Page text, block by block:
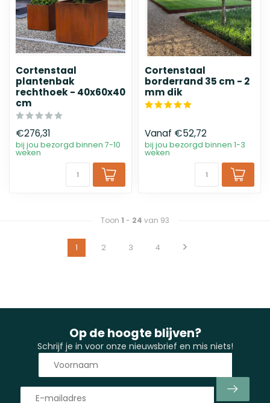
Cortenstaal
plantenbak
rechthoek - 40x60x40
cm
€276,31
bij jou bezorgd binnen 7-10
weken
Cortenstaal
borderrand 35 cm - 2
mm dik
Vanaf €52,72
bij jou bezorgd binnen 1-3
weken
Toon 1 - 24 van 93
1 2 3 4
Op de hoogte blijven?
Schrijf je in voor onze nieuwsbrief en mis niets!